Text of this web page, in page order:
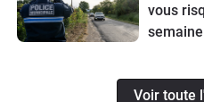
vous
Voir toute